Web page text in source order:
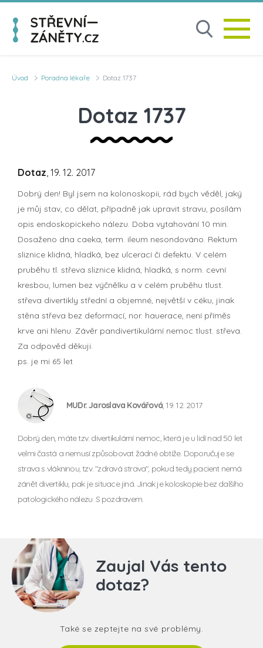
Úvod Poradna lékaře Dotaz 1737
Dotaz 1737
Dotaz, 19. 12. 2017
Dobrý den! Byl jsem na kolonoskopii, rád bych věděl, jaký
je můj stav, co dělat, případně jak upravit stravu, posílám
opis endoskopickeho nálezu. Doba vytahování 10 min.
Dosaženo dna caeka, term. ileum nesondováno. Rektum
sliznice klidná, hladká, bez ulcerací či defektu. V celém
pruběhu tl. střeva sliznice klidná, hladká, s norm. cevní
kresbou, lumen bez výčnělku a v celém pruběhu tlust.
střeva divertikly střední a objemné, největší v céku, jinak
stěna střeva bez deformací, nor. hauerace, není příměs
krve ani hlenu. Závěr pandivertikulární nemoc tlust. střeva.
Za odpověd děkuji.
ps. je mi 65 let
MUDr. Jaroslava Kovářová, 19. 12. 2017
Dobrý den, máte tzv. divertikulární nemoc, která je u lidí nad 50 let
velmi častá a nemusí způsobovat žádné obtíže. Doporučuje se
strava s vlákninou, tzv. "zdravá strava", pokud tedy pacient nemá
zánět divertiklu, pak je situace jiná. Jinak je koloskopie bez dalšího
patologického nálezu. S pozdravem.
Zaujal Vás tento
dotaz?
Také se zeptejte na své problémy.